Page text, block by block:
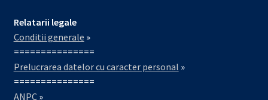
Relatarii legale
Conditii generale »
===============
Prelucrarea datelor cu caracter personal »
===============
ANPC»